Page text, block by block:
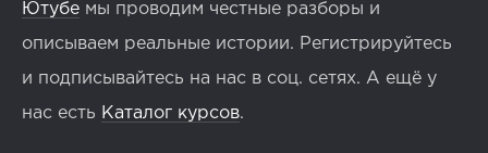
Ютубе мы проводим честные разборы и
описываем реальные истории. Регистрируйтесь
и подписывайтесь на нас в соц. сетях. А ещё у
нас есть Каталог курсов.